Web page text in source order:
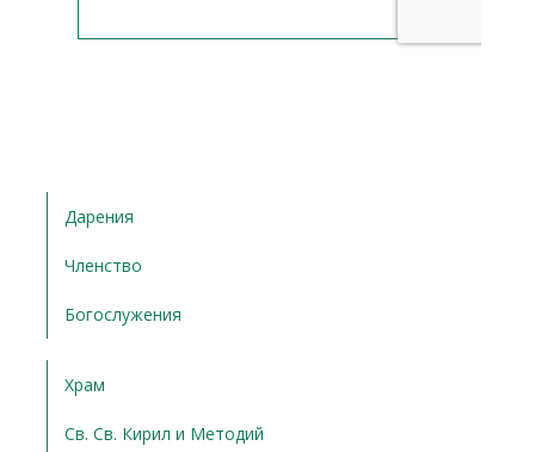
Дарения
Членство
Богослужения
Храм
Св. Св. Кирил и Методий